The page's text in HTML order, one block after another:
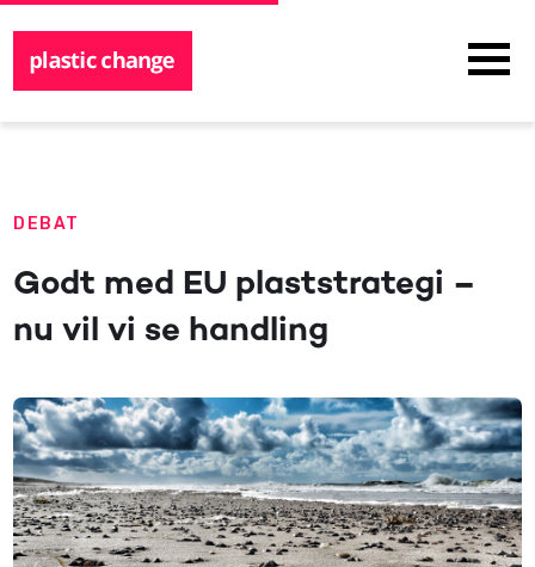
DEBAT
Godt med EU plaststrategi –
nu vil vi se handling